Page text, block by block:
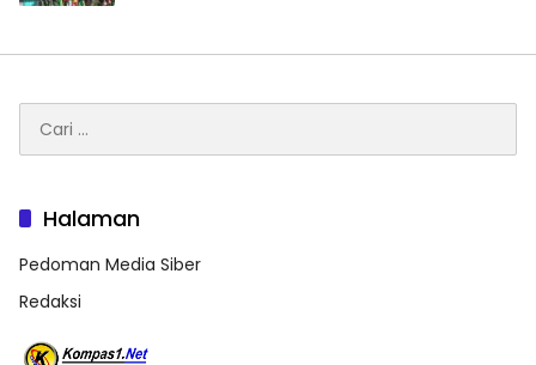
untuk:
Halaman
Pedoman Media Siber
Redaksi